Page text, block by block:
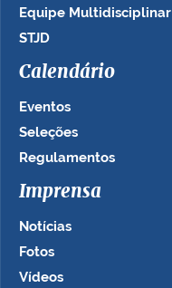
Equipe Multidisciplinar
STJD
Calendário
Eventos
Seleções
Regulamentos
Imprensa
Notícias
Fotos
Vídeos